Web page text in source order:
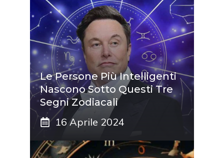
Le Persone Più Intelligenti
Nascono Sotto Questi Tre
Segni Zodiacali
16 Aprile 2024